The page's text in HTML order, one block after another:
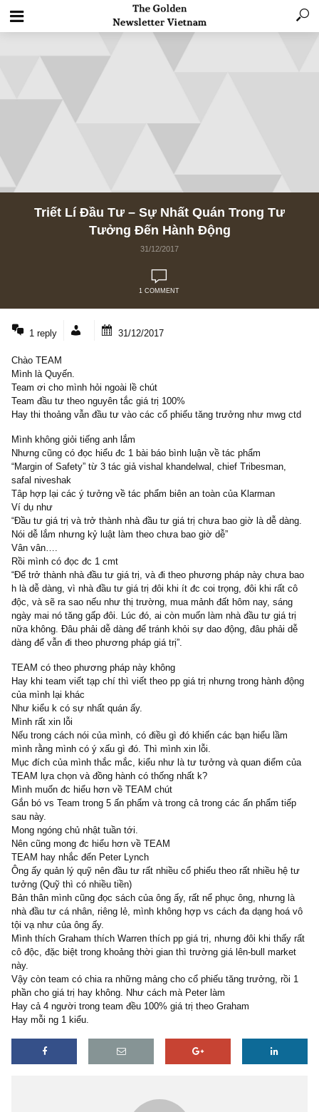
Triết Lí Đầu Tư – Sự Nhất Quán Trong Tư
Tưởng Đến Hành Động
1 reply
Chào TEAM
Mình là Quyến.
Team đầu tư theo nguyên tắc giá trị 100%
Hay thi thoảng vẫn đầu tư vào các cổ phiếu tăng trưởng như
Mình không giỏi tiếng anh lắm
Nhưng cũng có đọc hiểu đc 1 bài báo bình luận về tác phẩm
“Margin of Safety” từ 3 tác giả vishal khandelwal, chief Tribesman,
safal niveshak
Tâp hợp lại các ý tưởng về tác phẩm biên an toàn của Klarman
Ví dụ như
“Đầu tư giá trị và trở thành nhà đầu tư giá trị chưa bao giờ là dễ
Nói dễ lắm nhưng kỷ luật làm theo chưa bao giờ dễ”
Vân vân….
Rồi mình có đọc đc 1 cmt
“Để trở thành nhà đầu tư giá trị, và đi theo phương pháp này
độc, và sẽ ra sao nếu như thị trường, mua mảnh đất hôm nay,
ngày mai nó tăng gấp đôi. Lúc đó, ai còn muốn làm nhà đầu tư
nữa không. Đâu phải dễ dàng để tránh khỏi sự dao động, đâu phải
dàng để vẫn đi theo phương pháp giá trị”.
TEAM có theo phương pháp này không
Hay khi team viết tạp chí thì viết theo pp giá trị nhưng trong hành
của mình lại khác
Như kiểu k có sự nhất quán ấy.
Mình rất xin lỗi
Nếu trong cách nói của mình, có điều gì đó khiến các bạn hiểu
mình rằng mình có ý xấu gì đó. Thì mình xin lỗi.
Mục đích của mình thắc mắc, kiểu như là tư tưởng và quan điểm
TEAM lựa chọn và đồng hành có thống nhất k?
Mình muốn đc hiểu hơn về TEAM chút
Gắn bó vs Team trong 5 ấn phẩm và trong cả trong các ấn phẩm
sau này.
Mong ngóng chủ nhật tuần tới.
Nên cũng mong đc hiểu hơn về TEAM
TEAM hay nhắc đến Peter Lynch
Ông ấy quản lý quỹ nên đầu tư rất nhiều cổ phiếu theo rất nhiều
tưởng (Quỹ thì có nhiều tiền)
Bản thân mình cũng đọc sách của ông ấy, rất nể phục ông, nhưng
nhà đầu tư cá nhân, riêng lẻ, mình không hợp vs cách đa dạng
tội vạ như của ông ấy.
cô độc, đặc biệt trong khoảng thời gian thì trường giá lên-bull
phần cho giá trị hay không. Như cách mà Peter làm